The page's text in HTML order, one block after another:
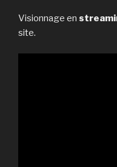
Visionnage en
site.